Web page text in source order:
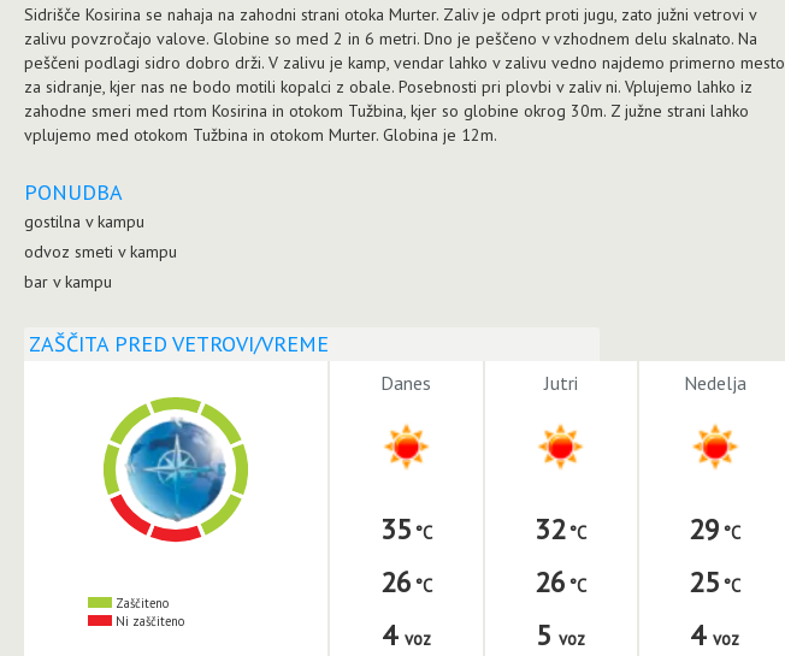
Sidrišče Kosirina se nahaja na zahodni strani otoka Murter. Zaliv je odprt proti jugu, zato južni vetrovi v
zalivu povzročajo valove. Globine so med 2 in 6 metri. Dno je peščeno v vzhodnem delu skalnato. Na
peščeni podlagi sidro dobro drži. V zalivu je kamp, vendar lahko v zalivu vedno najdemo primerno mesto
za sidranje, kjer nas ne bodo motili kopalci z obale. Posebnosti pri plovbi v zaliv ni. Vplujemo lahko iz
zahodne smeri med rtom Kosirina in otokom Tužbina, kjer so globine okrog 30m. Z južne strani lahko
vplujemo med otokom Tužbina in otokom Murter. Globina je 12m.
PONUDBA
gostilna v kampu
odvoz smeti v kampu
bar v kampu
ZAŠČITA PRED VETROVI/VREME
Zaščiteno
Ni zaščiteno
Danes
35
26
4 voz
Jutri
32
26
5 voz
Nedelja
29
25
4 voz